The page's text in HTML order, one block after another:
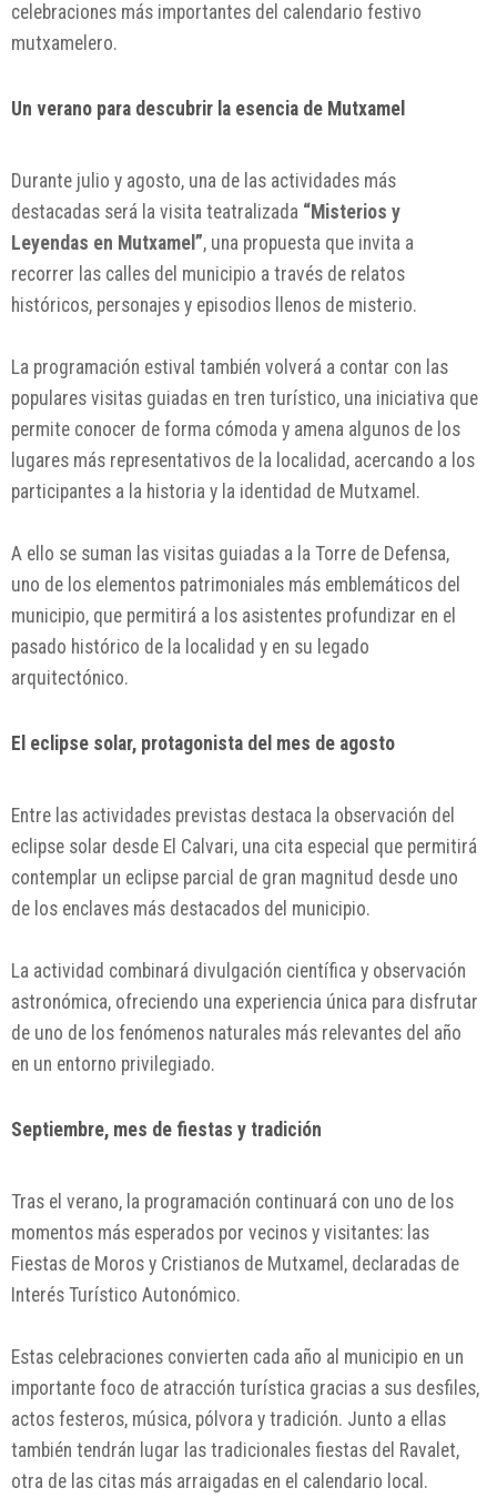
celebraciones más importantes del calendario festivo
mutxamelero.
Un verano para descubrir la esencia de Mutxamel
Durante julio y agosto, una de las actividades más
destacadas será la visita teatralizada “Misterios y
Leyendas en Mutxamel”, una propuesta que invita a
recorrer las calles del municipio a través de relatos
históricos, personajes y episodios llenos de misterio.
La programación estival también volverá a contar con las
populares visitas guiadas en tren turístico, una iniciativa que
permite conocer de forma cómoda y amena algunos de los
lugares más representativos de la localidad, acercando a los
participantes a la historia y la identidad de Mutxamel.
A ello se suman las visitas guiadas a la Torre de Defensa,
uno de los elementos patrimoniales más emblemáticos del
municipio, que permitirá a los asistentes profundizar en el
pasado histórico de la localidad y en su legado
arquitectónico.
El eclipse solar, protagonista del mes de agosto
Entre las actividades previstas destaca la observación del
eclipse solar desde El Calvari, una cita especial que permitirá
contemplar un eclipse parcial de gran magnitud desde uno
de los enclaves más destacados del municipio.
La actividad combinará divulgación científica y observación
astronómica, ofreciendo una experiencia única para disfrutar
de uno de los fenómenos naturales más relevantes del año
en un entorno privilegiado.
Septiembre, mes de fiestas y tradición
Tras el verano, la programación continuará con uno de los
momentos más esperados por vecinos y visitantes: las
Fiestas de Moros y Cristianos de Mutxamel, declaradas de
Interés Turístico Autonómico.
Estas celebraciones convierten cada año al municipio en un
importante foco de atracción turística gracias a sus desfiles,
actos festeros, música, pólvora y tradición. Junto a ellas
también tendrán lugar las tradicionales fiestas del Ravalet,
otra de las citas más arraigadas en el calendario local.